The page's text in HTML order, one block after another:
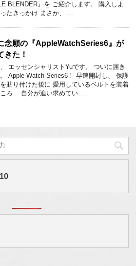
BLENDER』を ご紹介します。 購入しよ
たきっかけ まさか、 …
念願の『AppleWatchSeries6』が
きた！
エッセンシャリストYuです。 ついに届き
Apple Watch Series6！ 早速開封し、 保護
貼り付けた後に 愛用しているベルトを装着
ころ… 自分が追い求めてい …